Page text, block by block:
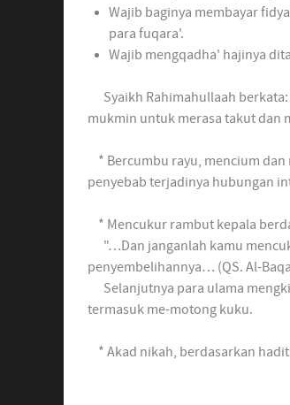
Wajib baginya membayar
para fuqara'.
Wajib mengqadha' hajinya
Syaikh Rahimahullaah berkata:
mukmin untuk merasa takut dan
* Bercumbu rayu, mencium dan
penyebab terjadinya hubungan
* Mencukur rambut kepala
"…Dan janganlah kamu
penyembelihannya… (QS. Al-
Selanjutnya para ulama
termasuk me-motong kuku.
* Akad nikah, berdasarkan